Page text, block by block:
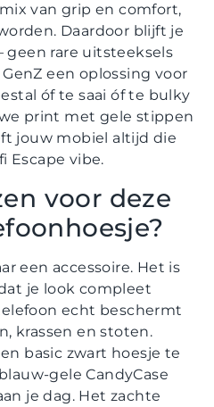
van grip en comfort,
Daardoor blijft je
geen rare uitsteeksels
een oplossing voor
óf te saai óf te bulky
print met gele stippen
jouw mobiel altijd die
Escape vibe.
voor deze
een accessoire. Het is
je look compleet
echt beschermt
krassen en stoten.
basic zwart hoesje te
gele CandyCase
je dag. Het zachte